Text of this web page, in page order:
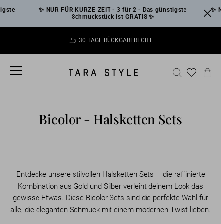
to
content
✨ NUR FÜR KURZE ZEIT - 3 für 2 - Das günstigste
Schmuckstück ist GRATIS ✨
✨
slideshow
30 TAGE RÜCKGABERECHT
SITE NAVIGATION SEARCH
Bicolor - Halsketten Sets
Entdecke unsere stilvollen Halsketten Sets – die raffinierte
Kombination aus Gold und Silber verleiht deinem Look das
gewisse Etwas. Diese Bicolor Sets sind die perfekte Wahl für
alle, die eleganten Schmuck mit einem modernen Twist lieben.